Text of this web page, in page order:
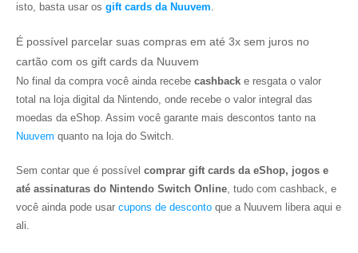
isto, basta usar os gift cards da Nuuvem.
É possível parcelar suas compras em até 3x sem juros no
cartão com os gift cards da Nuuvem
No final da compra você ainda recebe cashback e resgata o valor
total na loja digital da Nintendo, onde recebe o valor integral das
moedas da eShop. Assim você garante mais descontos tanto na
Nuuvem quanto na loja do Switch.
Sem contar que é possível comprar gift cards da eShop, jogos e
até assinaturas do Nintendo Switch Online, tudo com cashback, e
você ainda pode usar cupons de desconto que a Nuuvem libera aqui e
ali.